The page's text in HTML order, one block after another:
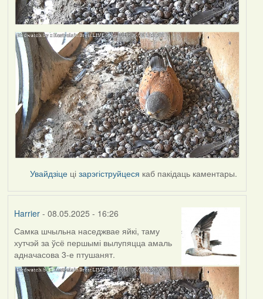
Увайдзіце цізарэгіструйцеся каб пакідаць каментары.
Harrier- 08.05.2025 - 16:26
Самка шчыльна наседжвае яйкі, таму
хутчэй за ўсё першымі вылупяцца амаль
адначасова 3-е птушанят.